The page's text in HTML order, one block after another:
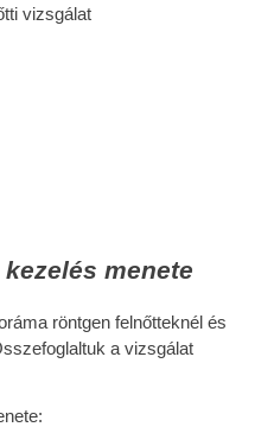
vizsgálat
menete
röntgen felnőtteknél és
a vizsgálat